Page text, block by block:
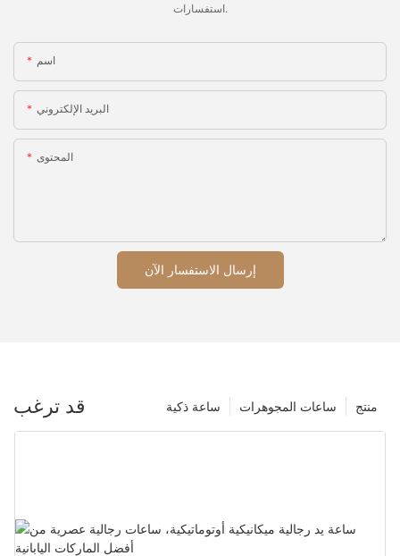
استفسارات.
اسم
البريد الإلكتروني
المحتوى
إرسال الاستفسار الآن
قد ترغب منتج ساعات المجوهرات ساعة ذكية